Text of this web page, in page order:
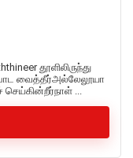
தூளிலிருந்து
பாட வைத்தீர்அல்லேலூயா
செய்கின்றீர்நாள் ...